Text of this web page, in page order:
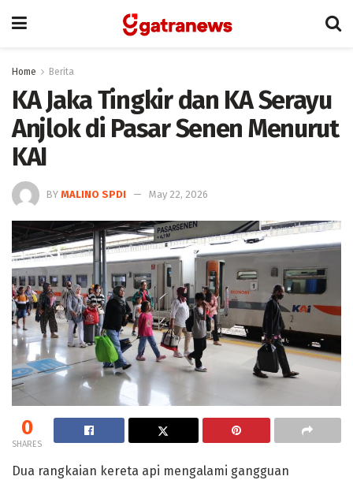
Home Berita
KA Jaka Tingkir dan KA Serayu
Anjlok di Pasar Senen Menurut
KAI
BY MALINO SPDI May 22, 2026
0
SHARES
Dua rangkaian kereta api mengalami gangguan